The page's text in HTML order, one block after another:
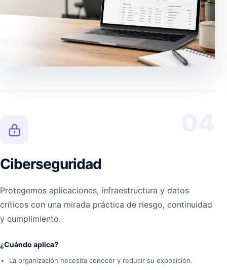
Ciberseguridad
Protegemos aplicaciones, infraestructura y datos
críticos con una mirada práctica de riesgo, continuidad
y cumplimiento.
¿Cuándo aplica?
La organización necesita conocer y reducir su exposición.